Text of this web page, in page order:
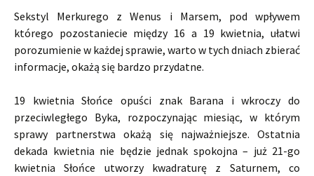
Sekstyl Merkurego z Wenus i Marsem, pod wpływem
którego pozostaniecie między 16 a 19 kwietnia, ułatwi
porozumienie w każdej sprawie, warto w tych dniach zbierać
informacje, okażą się bardzo przydatne.
19 kwietnia Słońce opuści znak Barana i wkroczy do
przeciwległego Byka, rozpoczynając miesiąc, w którym
sprawy partnerstwa okażą się najważniejsze. Ostatnia
dekada kwietnia nie będzie jednak spokojna – już 21-go
kwietnia Słońce utworzy kwadraturę z Saturnem, co